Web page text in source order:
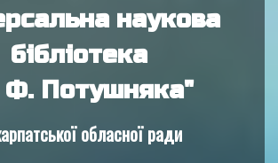
наукова
бібліотека
Ф. Потушняка"
обласної ради